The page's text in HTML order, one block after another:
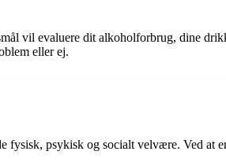
vil evaluere dit alkoholforbrug, dine
eller ej.
psykisk og socialt velvære. Ved at